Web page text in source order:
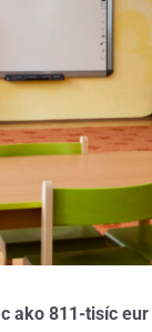
ako 811-tisíc